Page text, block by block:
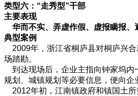
类型六：“走秀型”干部
主要表现
华而不实、弄虚作假、虚报瞒报、
典型案例
2009年，浙江省桐庐县对桐庐兴合
场踏勘。
到达现场后，企业主指向钟家坞内
规划、城镇规划等必要信息，便向企
2012年初，江南镇政府和镇国土所